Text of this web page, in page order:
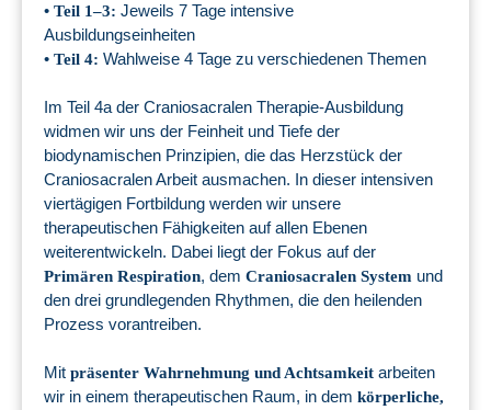
• Teil 1–3: Jeweils 7 Tage intensive
Ausbildungseinheiten
• Teil 4: Wahlweise 4 Tage zu verschiedenen Themen
Im Teil 4a der Craniosacralen Therapie-Ausbildung
widmen wir uns der Feinheit und Tiefe der
biodynamischen Prinzipien, die das Herzstück der
Craniosacralen Arbeit ausmachen. In dieser intensiven
viertägigen Fortbildung werden wir unsere
therapeutischen Fähigkeiten auf allen Ebenen
weiterentwickeln. Dabei liegt der Fokus auf der
Primären Respiration, dem Craniosacralen System und
den drei grundlegenden Rhythmen, die den heilenden
Prozess vorantreiben.
Mit präsenter Wahrnehmung und Achtsamkeit arbeiten
wir in einem therapeutischen Raum, in dem körperliche,